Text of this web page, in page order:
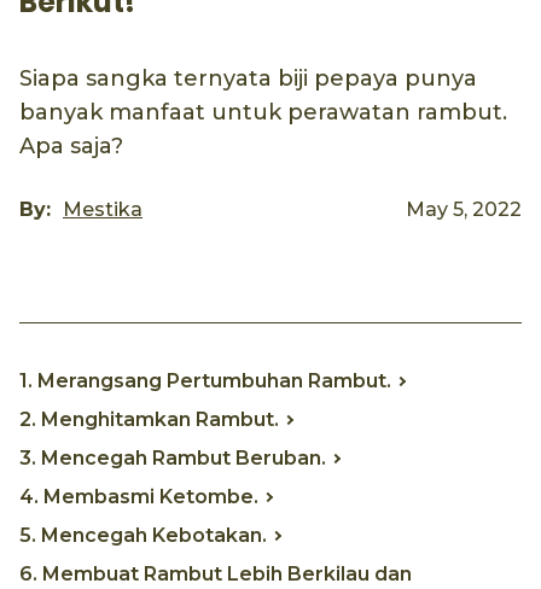
Siapa sangka ternyata biji pepaya punya
banyak manfaat untuk perawatan rambut.
Apa saja?
By: Mestika May 5, 2022
1. Merangsang Pertumbuhan Rambut.
2. Menghitamkan Rambut.
3. Mencegah Rambut Beruban.
4. Membasmi Ketombe.
5. Mencegah Kebotakan.
6. Membuat Rambut Lebih Berkilau dan